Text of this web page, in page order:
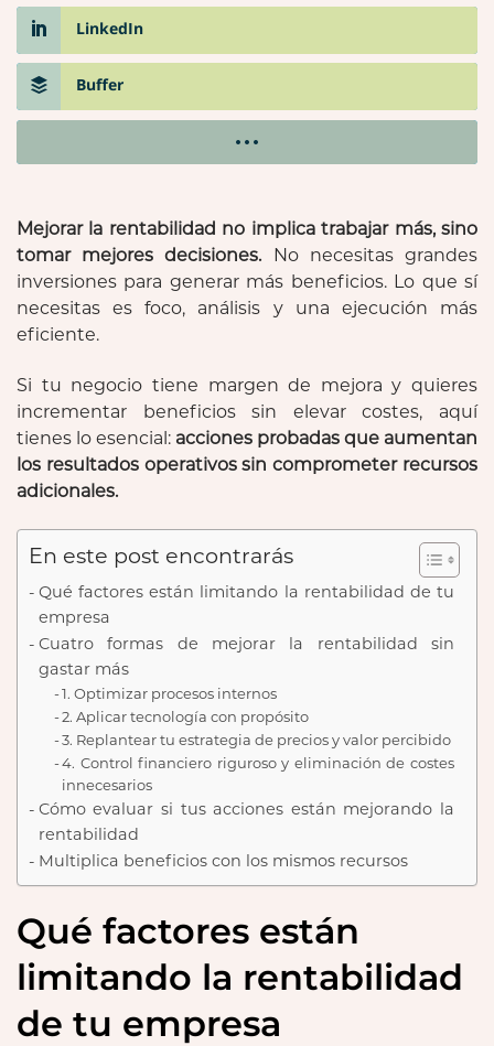
LinkedIn
Buffer
Mejorar la rentabilidad no implica trabajar más, sino
tomar mejores decisiones. No necesitas grandes
inversiones para generar más beneficios. Lo que sí
necesitas es foco, análisis y una ejecución más
eficiente.
Si tu negocio tiene margen de mejora y quieres
incrementar beneficios sin elevar costes, aquí
tienes lo esencial: acciones probadas que aumentan
los resultados operativos sin comprometer recursos
adicionales.
En este post encontrarás
Qué factores están limitando la rentabilidad de tu
empresa
Cuatro formas de mejorar la rentabilidad sin
gastar más
1. Optimizar procesos internos
2. Aplicar tecnología con propósito
3. Replantear tu estrategia de precios y valor percibido
4. Control financiero riguroso y eliminación de costes
innecesarios
Cómo evaluar si tus acciones están mejorando la
rentabilidad
Multiplica beneficios con los mismos recursos
Qué factores están
limitando la rentabilidad
de tu empresa